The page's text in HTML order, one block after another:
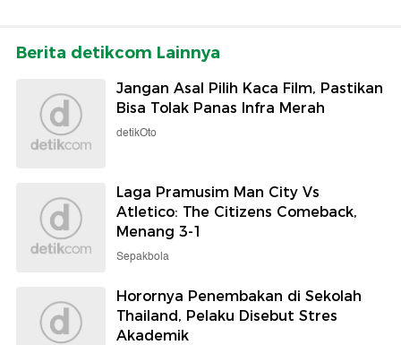
Berita detikcom Lainnya
Jangan Asal Pilih Kaca Film, Pastikan
Bisa Tolak Panas Infra Merah
detikOto
Laga Pramusim Man City Vs
Atletico: The Citizens Comeback,
Menang 3-1
Sepakbola
Horornya Penembakan di Sekolah
Thailand, Pelaku Disebut Stres
Akademik